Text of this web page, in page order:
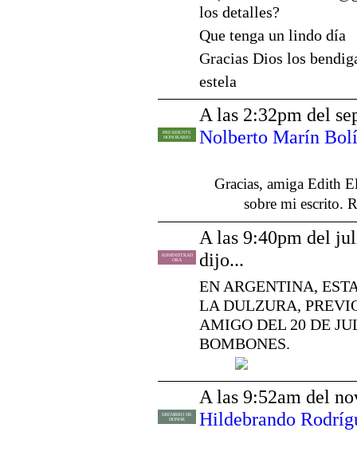
los detalles?
Que tenga un lindo día
Gracias Dios los
estela
A las 2:32pm del
PRESIDENTE
HONORARIO
Nolberto Marín
Gracias, amiga Edith
sobre mi escrito.
A las 9:40pm del
ADMINISTRAD
ORA
dijo...
EN ARGENTINA,
LA DULZURA,
AMIGO DEL 20 DE
BOMBONES.
A las 9:52am del
MIEMBRO DE
HONOR
Hildebrando